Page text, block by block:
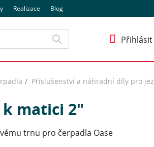
Realizace Blog
Přihlásit
Příslušenství a náhradní díly pro
matici 2"
trnu pro čerpadla Oase